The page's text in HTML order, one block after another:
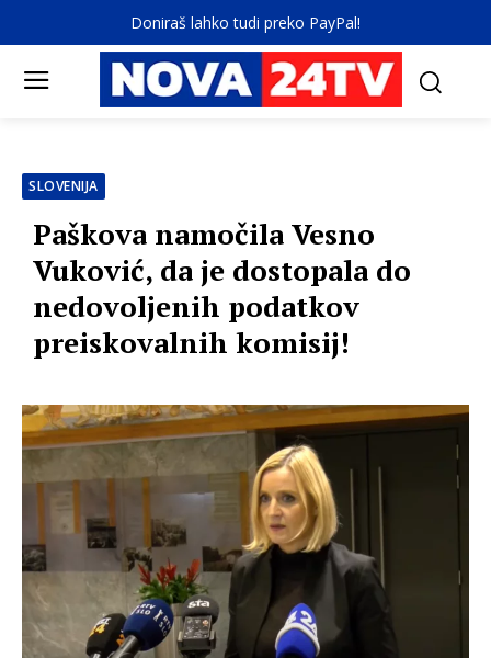
Doniraš lahko tudi preko PayPal!
SLOVENIJA
Paškova namočila Vesno
Vuković, da je dostopala do
nedovoljenih podatkov
preiskovalnih komisij!